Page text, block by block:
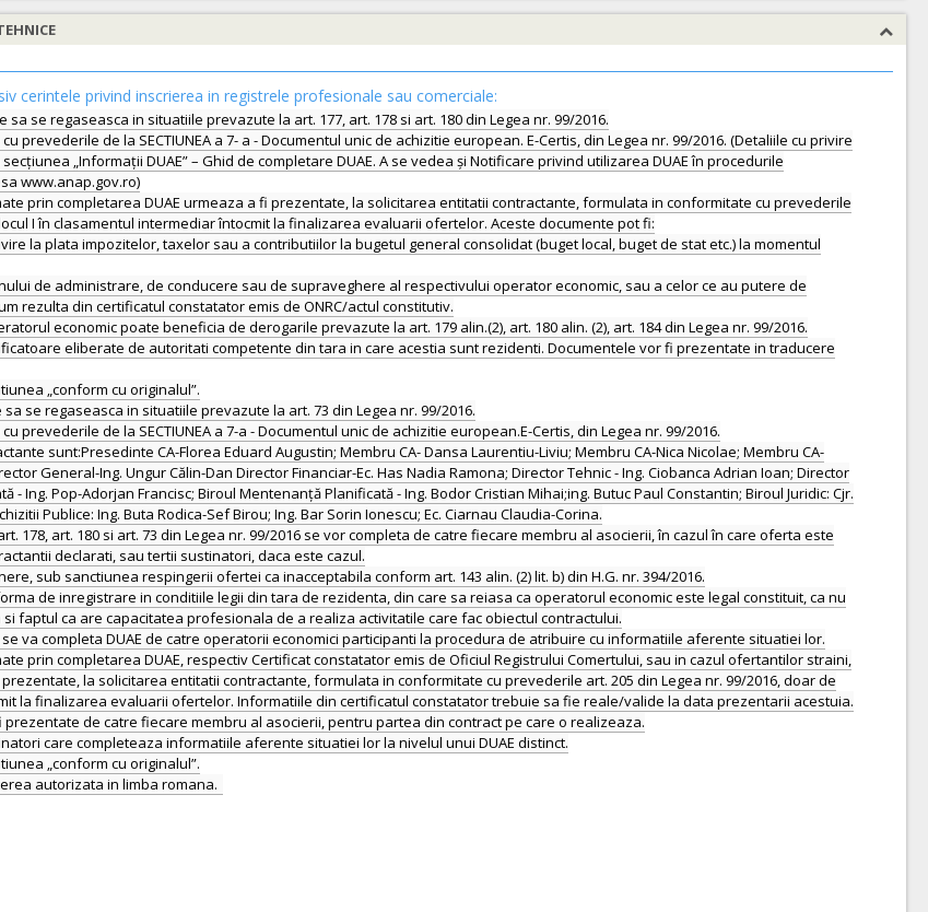
cerintele privind inscrierea in registrele profesionale sau comerciale:
se regaseasca in situatiile prevazute la art. 177, art. 178 si art. 180 din Legea nr. 99/2016.
prevederile de la SECTIUNEA a 7- a - Documentul unic de achizitie european. E-Certis, din Legea nr. 99/2016. (Detaliile cu privire
„Informații DUAE” – Ghid de completare DUAE. A se vedea și Notificare privind utilizarea DUAE în procedurile
www.anap.gov.ro)
prin completarea DUAE urmeaza a fi prezentate, la solicitarea entitatii contractante, formulata in conformitate cu prevederile
I în clasamentul intermediar întocmit la finalizarea evaluarii ofertelor. Aceste documente pot fi:
la plata impozitelor, taxelor sau a contributiilor la bugetul general consolidat (buget local, buget de stat etc.) la momentul
de administrare, de conducere sau de supraveghere al respectivului operator economic, sau a celor ce au putere de
rezulta din certificatul constatator emis de ONRC/actul constitutiv.
economic poate beneficia de derogarile prevazute la art. 179 alin.(2), art. 180 alin. (2), art. 184 din Legea nr. 99/2016.
eliberate de autoritati competente din tara in care acestia sunt rezidenti. Documentele vor fi prezentate in traducere
„conform cu originalul”.
se regaseasca in situatiile prevazute la art. 73 din Legea nr. 99/2016.
prevederile de la SECTIUNEA a 7-a - Documentul unic de achizitie european.E-Certis, din Legea nr. 99/2016.
sunt:Presedinte CA-Florea Eduard Augustin; Membru CA- Dansa Laurentiu-Liviu; Membru CA-Nica Nicolae; Membru CA-
General-Ing. Ungur Călin-Dan Director Financiar-Ec. Has Nadia Ramona; Director Tehnic - Ing. Ciobanca Adrian Ioan; Director
Ing. Pop-Adorjan Francisc; Biroul Mentenanță Planificată - Ing. Bodor Cristian Mihai;ing. Butuc Paul Constantin; Biroul Juridic: Cjr.
Publice: Ing. Buta Rodica-Sef Birou; Ing. Bar Sorin Ionescu; Ec. Ciarnau Claudia-Corina.
178, art. 180 si art. 73 din Legea nr. 99/2016 se vor completa de catre fiecare membru al asocierii, în cazul în care oferta este
declarati, sau tertii sustinatori, daca este cazul.
sub sanctiunea respingerii ofertei ca inacceptabila conform art. 143 alin. (2) lit. b) din H.G. nr. 394/2016.
de inregistrare in conditiile legii din tara de rezidenta, din care sa reiasa ca operatorul economic este legal constituit, ca nu
faptul ca are capacitatea profesionala de a realiza activitatile care fac obiectul contractului.
va completa DUAE de catre operatorii economici participanti la procedura de atribuire cu informatiile aferente situatiei lor.
prin completarea DUAE, respectiv Certificat constatator emis de Oficiul Registrului Comertului, sau in cazul ofertantilor straini,
la solicitarea entitatii contractante, formulata in conformitate cu prevederile art. 205 din Legea nr. 99/2016, doar de
la finalizarea evaluarii ofertelor. Informatiile din certificatul constatator trebuie sa fie reale/valide la data prezentarii acestuia.
de catre fiecare membru al asocierii, pentru partea din contract pe care o realizeaza.
care completeaza informatiile aferente situatiei lor la nivelul unui DUAE distinct.
„conform cu originalul”.